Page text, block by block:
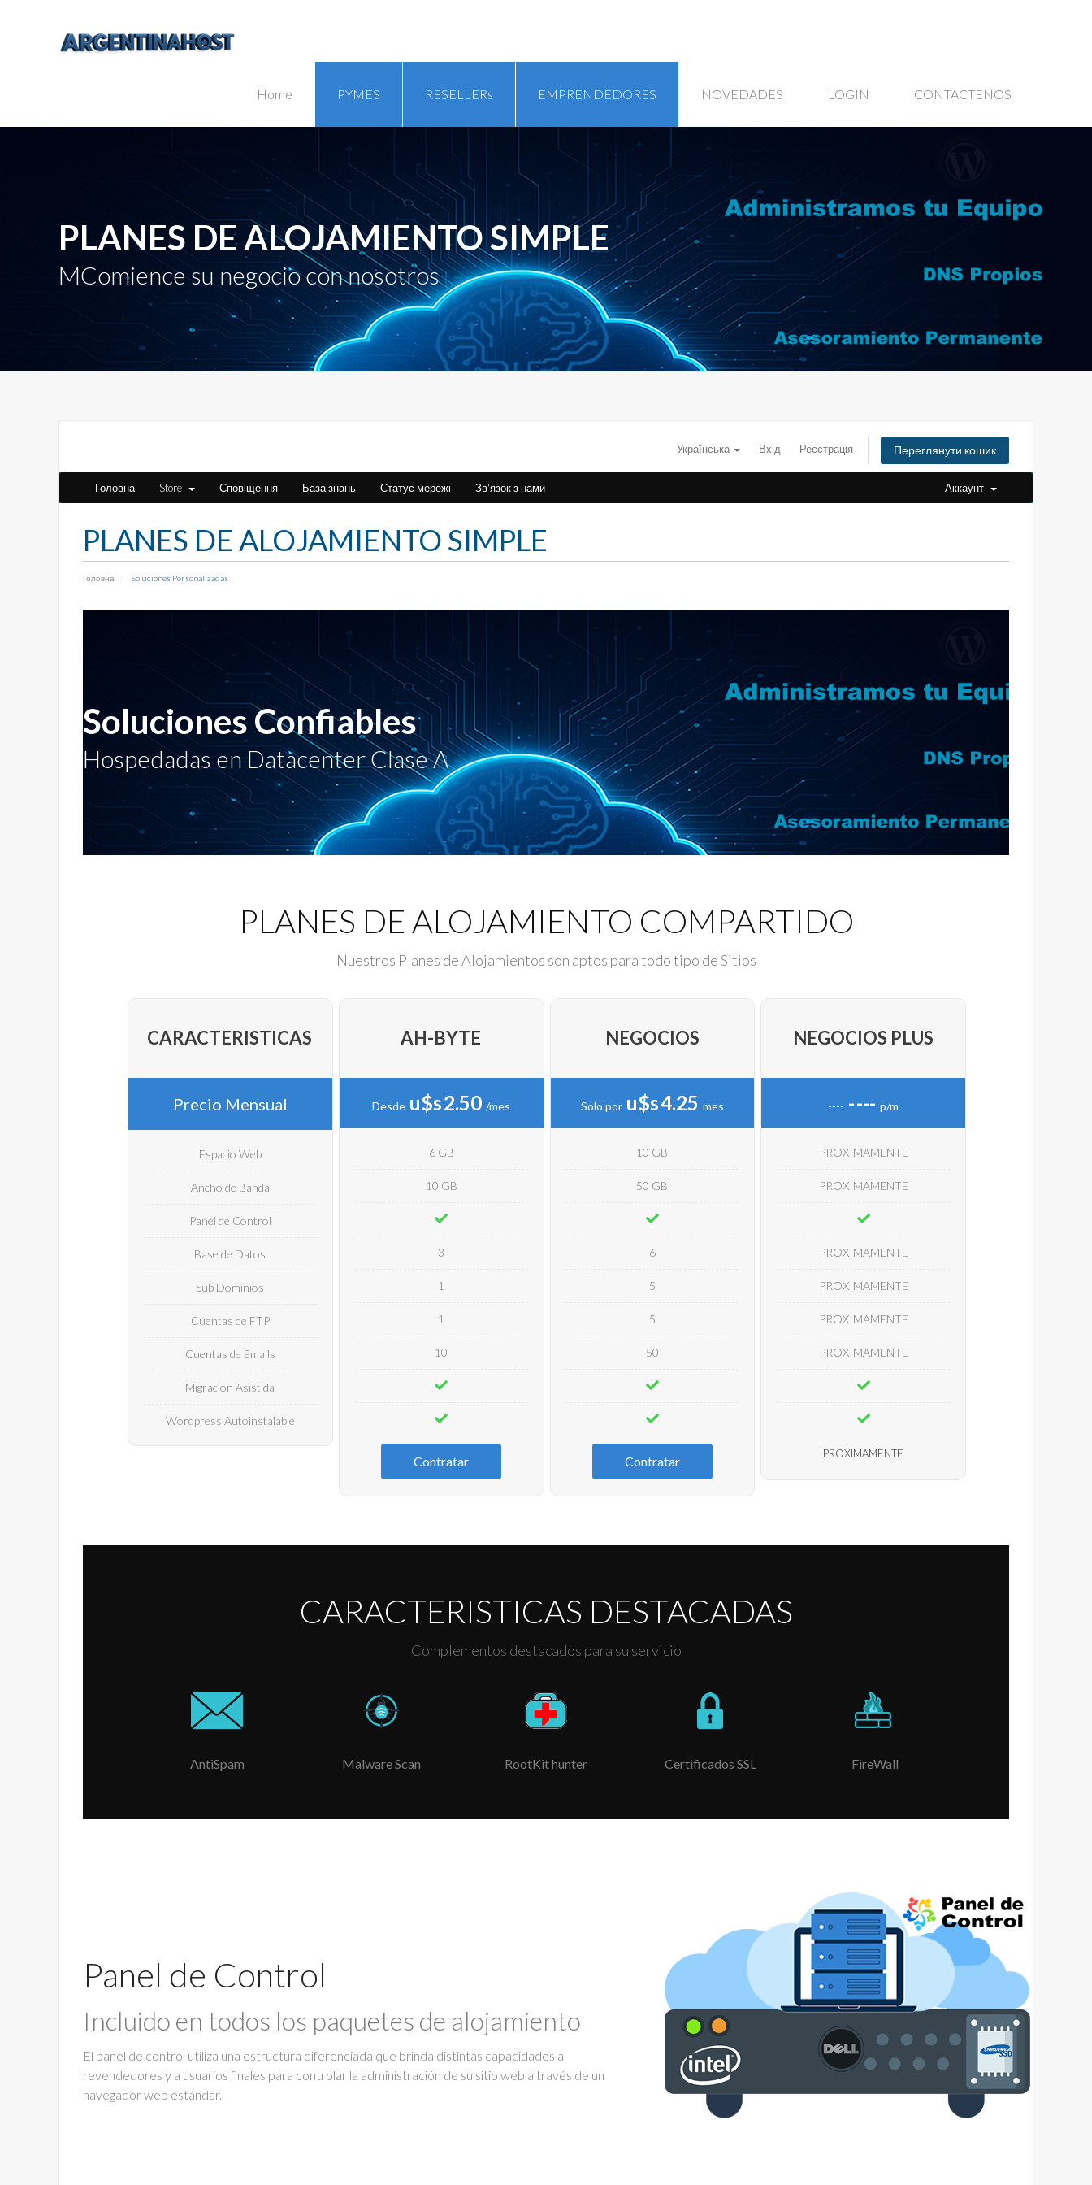
Home PYMES RESELLERs EMPRENDEDORES NOVEDADES LOGIN CONTACTENOS
PLANES DE ALOJAMIENTO SIMPLE
MComience su negocio con nosotros
Українська Вхід Реєстрація Переглянути кошик
Головна Store Сповіщення База знань Статус мережі Зв'язок з нами Аккаунт
PLANES DE ALOJAMIENTO SIMPLE
Головна Soluciones Personalizadas
Soluciones Confiables
Hospedadas en Datacenter Clase A
PLANES DE ALOJAMIENTO COMPARTIDO
Nuestros Planes de Alojamientos son aptos para todo tipo de Sitios
CARACTERISTICAS
Precio Mensual
Espacio Web
Ancho de Banda
Panel de Control
Base de Datos
Sub Dominios
Cuentas de FTP
Cuentas de Emails
Migracion Asistida
Wordpress Autoinstalable
AH-BYTE
Desde u$s2.50 /mes
6 GB
10 GB
3
1
1
10
Contratar
NEGOCIOS
Solo por u$s4.25 mes
10 GB
50 GB
6
5
5
50
Contratar
NEGOCIOS PLUS
---- ---- p/m
PROXIMAMENTE
PROXIMAMENTE
PROXIMAMENTE
PROXIMAMENTE
PROXIMAMENTE
PROXIMAMENTE
PROXIMAMENTE
CARACTERISTICAS DESTACADAS
Complementos destacados para su servicio
AntiSpam Malware Scan RootKit hunter Certificados SSL FireWall
Panel de Control
Incluido en todos los paquetes de alojamiento
El panel de control utiliza una estructura diferenciada que brinda distintas capacidades a
revendedores y a usuarios finales para controlar la administración de su sitio web a través de un
navegador web estándar.